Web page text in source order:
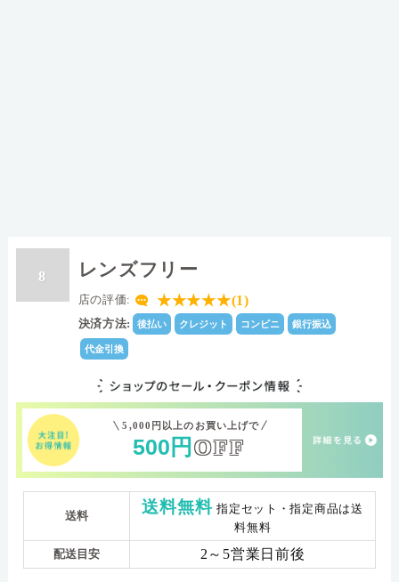
8 レンズフリー
店の評価: ★★★★★(1)
決済方法: 後払い クレジット コンビニ 銀行振込
代金引換
5,000円以上のお買い上げで
500 円 OFF
送料 送料無料 指定セット・指定商品は送
料無料
配送目安 2～5営業日前後